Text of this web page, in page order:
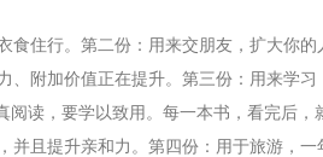
食住行。第二份：用来交朋友，扩大你的
、附加价值正在提升。第三份：用来学习
读，要学以致用。每一本书，看完后，
并且提升亲和力。第四份：用于旅游，一